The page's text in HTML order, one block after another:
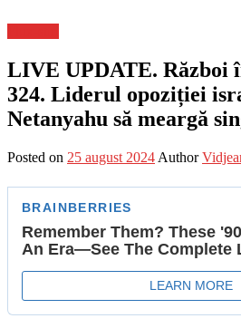
LIVE UPDATE. Război
324. Liderul opoziției
Netanyahu să meargă
Posted on 25 august 2024 Author